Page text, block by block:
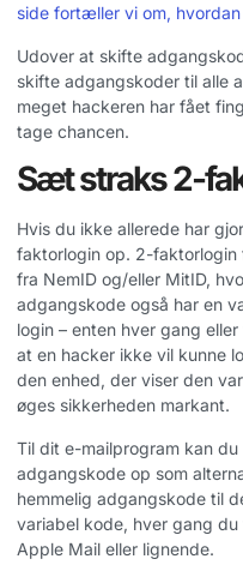
side fortæller vi om,
Udover at skifte
skifte adgangskoder til alle
meget hackeren har fået
tage chancen.
Sæt straks 2-
Hvis du ikke allerede har
faktorlogin op. 2-faktorlogin
fra NemID og/eller MitID,
adgangskode også har en
login – enten hver gang
at en hacker ikke vil kunne
den enhed, der viser den
øges sikkerheden markant.
Til dit e-mailprogram kan
adgangskode op som
hemmelig adgangskode til
variabel kode, hver gang
Apple Mail eller lignende.